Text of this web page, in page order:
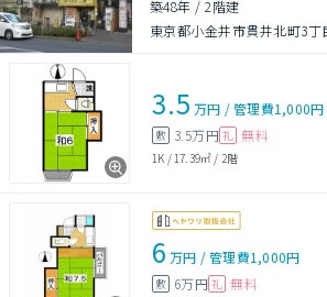
築48年 /2階建
東京都小金井市貫井北町3丁
3.5 万円 /管理費1,000円
敷 3.5万円 礼 無料
1K / 17.39㎡ / 2階
6 万円 /管理費1,000円
敷 6万円 礼 無料